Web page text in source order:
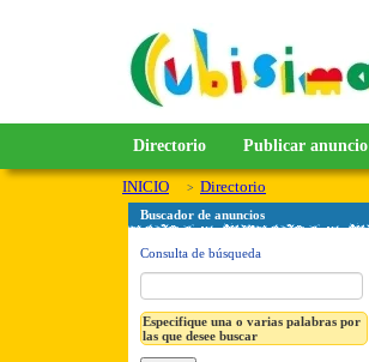
Directorio Publicar anuncio
INICIO Directorio
Buscador de anuncios
Consulta de búsqueda
Especifique una o varias palabras por
las que desee buscar